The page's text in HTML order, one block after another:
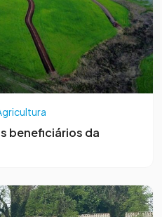
beneficiários da